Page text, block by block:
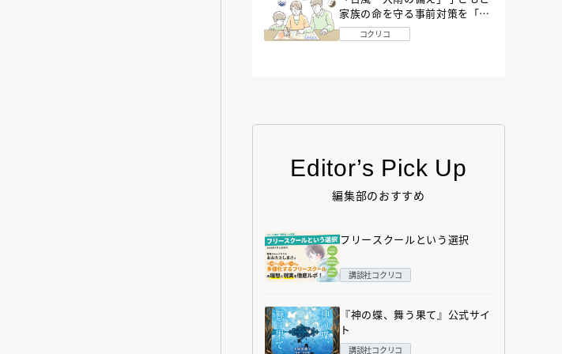
家族の命を守る事前対策を「防
災アドバイザー」が解説
コクリコ
Editor’s Pick Up
編集部のおすすめ
フリースクールという選択
講談社コクリコ
『神の蝶、舞う果て』公式サイ
ト
講談社コクリコ